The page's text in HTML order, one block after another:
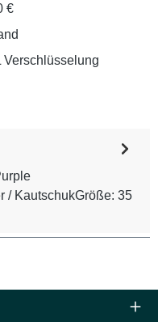
€
/ KautschukGröße: 35